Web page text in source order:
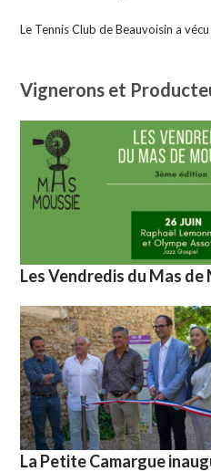
Le Tennis Club de Beauvoisin a
Vignerons et
Les Vendredis du Mas de
La Petite Camargue